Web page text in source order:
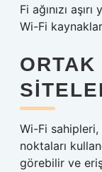
Fi ağınızı
Wi-Fi
Wi-Fi
noktaları
görebilir ve